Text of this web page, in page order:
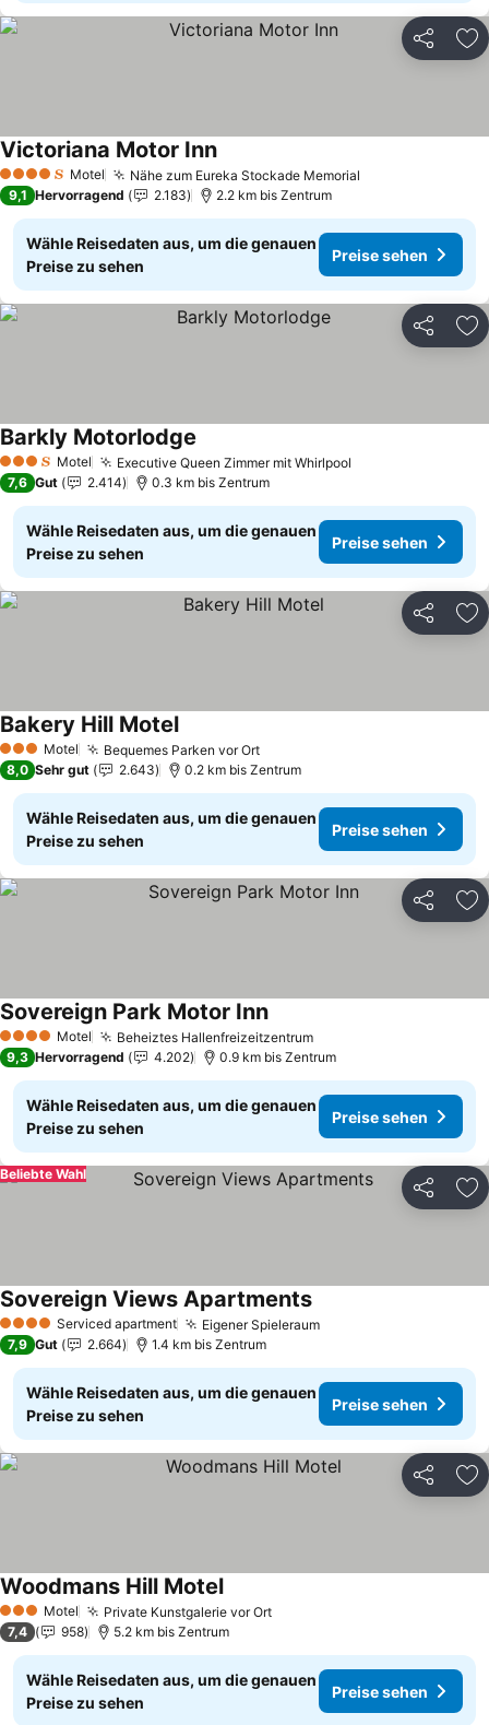
Teilen
4 Sterne Motel Nähe zum Eureka Stockade Memorial
Victoriana Motor InnPreise sehen
9,1 Hervorragend 2.183 2.2 km bis Zentrum
Wähle Reisedaten aus, um die genauen
Preise zu sehen
Preise sehen
Teilen
3 Sterne Motel Executive Queen Zimmer mit Whirlpool
Barkly Motorlodge
7,6 Gut 2.414 0.3 km bis Zentrum
Wähle Reisedaten aus, um die genauen
Preise zu sehen
Preise sehen
Teilen
3 SterneMotel Bequemes Parken vor OrtPreise sehen
Bakery Hill MotelPreise sehen
8,0 Sehr gut 2.643 0.2 km bis Zentrum
Wähle Reisedaten aus, um die genauen
Preise zu sehen
Preise sehen
Teilen
4 Sterne Motel Beheiztes HallenfreizeitzentrumPreise sehen
Sovereign Park Motor InnPreise sehen
9,3 Hervorragend 4.202 0.9 km bis Zentrum
Wähle Reisedaten aus, um die genauen
Preise zu sehen
Preise sehen
Teilen
Beliebte Wahl
4 Sterne Serviced apartment Eigener SpieleraumPreise sehen
Sovereign Views ApartmentsPreise sehen
7,9 Gut 2.664 1.4 km bis Zentrum
Wähle Reisedaten aus, um die genauen
Preise zu sehen
Preise sehen
Teilen
3 SterneMotel Private Kunstgalerie vor OrtPreise sehen
Woodmans Hill MotelPreise sehen
7,4 958 5.2 km bis Zentrum
Wähle Reisedaten aus, um die genauen
Preise zu sehen
Preise sehen